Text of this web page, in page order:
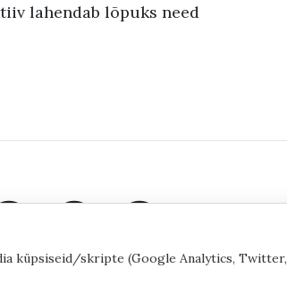
lahendab lõpuks need
küpsiseid/skripte (Google Analytics, Twitter,